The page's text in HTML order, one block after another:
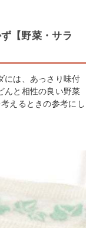
【野菜・サラ
には、あっさり味付
んと相性の良い野菜
えるときの参考にし